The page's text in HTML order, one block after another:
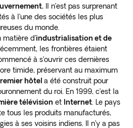
Il n’est pas surprenant
à l’une des sociétés les plus
du monde.
matière d’industrialisation et de
récemment, les frontières étaient
à s’ouvrir ces dernières
timide, préservant au maximum
hôtel a été construit pour
du roi. En 1999, c’est la
télévision et Internet . Le pays
tous les produits manufacturés,
à ses voisins indiens. Il n’y a pas